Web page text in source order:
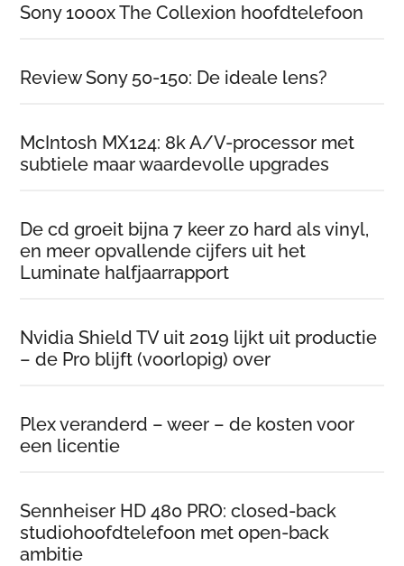
Sony 1000x The Collexion hoofdtelefoon
Review Sony 50-150: De ideale lens?
McIntosh MX124: 8k A/V-processor met
subtiele maar waardevolle upgrades
De cd groeit bijna 7 keer zo hard als vinyl,
en meer opvallende cijfers uit het
Luminate halfjaarrapport
Nvidia Shield TV uit 2019 lijkt uit productie
– de Pro blijft (voorlopig) over
Plex veranderd – weer – de kosten voor
een licentie
Sennheiser HD 480 PRO: closed-back
studiohoofdtelefoon met open-back
ambitie